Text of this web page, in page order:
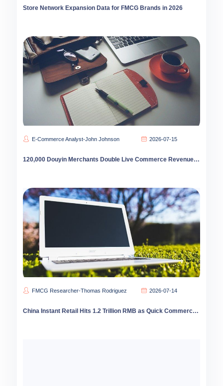
Store Network Expansion Data for FMCG Brands in 2026
E-Commerce Analyst-John Johnson 2026-07-15
120,000 Douyin Merchants Double Live Commerce Revenue: Supply Chain Emerges as New Competitive Divide
FMCG Researcher-Thomas Rodriguez 2026-07-14
China Instant Retail Hits 1.2 Trillion RMB as Quick Commerce Goes Rural